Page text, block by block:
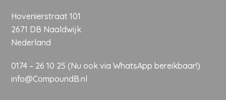
Hovenierstraat 101
2671 DB Naaldwijk
Nederland
0174 – 26 10 25 (Nu ookvia WhatsApp bereikbaar!)
info@CompoundB.nl